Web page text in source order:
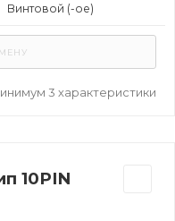
Винтовой (-ое)
3 характеристики
10PIN